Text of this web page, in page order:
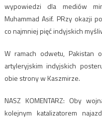
wypowiedzi dla mediów
Muhammad Asif. PRzy okazji
co najmniej pięć indyjskich
W ramach odwetu, Pakistan
artyleryjskim indyjskich
obie strony w Kaszmirze.
NASZ KOMENTARZ: Oby
kolejnym katalizatorem